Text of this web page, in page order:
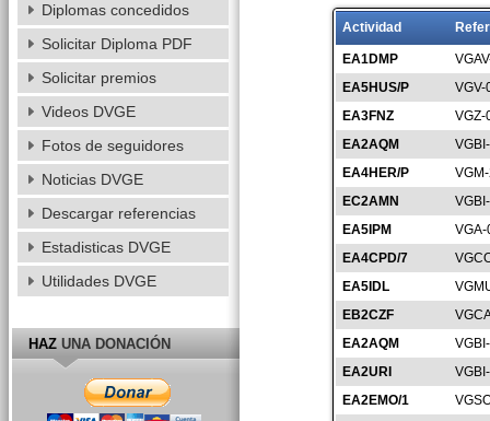
Actividad
EA1DMP
EA5HUS/P
VGV-
EA3FNZ
VGZ-
EA2AQM
EA4HER/P
EC2AMN
EA5IPM
EA4CPD/7
EA5IDL
EB2CZF
EA2AQM
EA2URI
EA2EMO/1
Diplomas concedidos
Solicitar Diploma PDF
Solicitar premios
Videos DVGE
Fotos de seguidores
Noticias DVGE
Descargar referencias
Estadisticas DVGE
Utilidades DVGE
HAZUNA DONACIÓN